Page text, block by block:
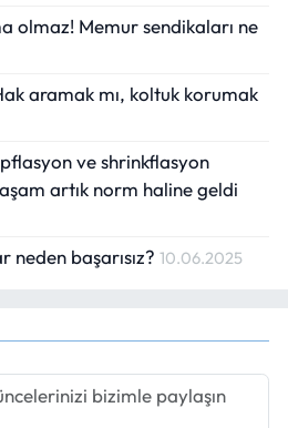
olmaz! Memur sendikaları ne
aramak mı, koltuk korumak
ve shrinkflasyon
artık norm haline geldi
neden başarısız? 10.06.2025